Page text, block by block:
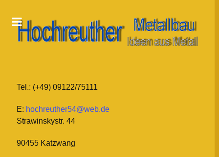
Tel.: (+49) 09122/75111
E: hochreuther54@web.de
Strawinskystr. 44
90455 Katzwang